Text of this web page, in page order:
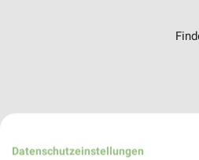
Datenschutzeinstellungen